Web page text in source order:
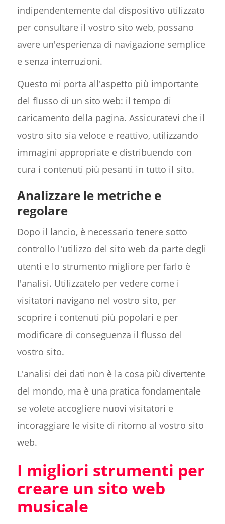
indipendentemente dal dispositivo utilizzato
per consultare il vostro sito web, possano
avere un'esperienza di navigazione semplice
e senza interruzioni.
Questo mi porta all'aspetto più importante
del flusso di un sito web: il tempo di
caricamento della pagina. Assicuratevi che il
vostro sito sia veloce e reattivo, utilizzando
immagini appropriate e distribuendo con
cura i contenuti più pesanti in tutto il sito.
Analizzare le metriche e
regolare
Dopo il lancio, è necessario tenere sotto
controllo l'utilizzo del sito web da parte degli
utenti e lo strumento migliore per farlo è
l'analisi. Utilizzatelo per vedere come i
visitatori navigano nel vostro sito, per
scoprire i contenuti più popolari e per
modificare di conseguenza il flusso del
vostro sito.
L'analisi dei dati non è la cosa più divertente
del mondo, ma è una pratica fondamentale
se volete accogliere nuovi visitatori e
incoraggiare le visite di ritorno al vostro sito
web.
I migliori strumenti per
creare un sito web
musicale